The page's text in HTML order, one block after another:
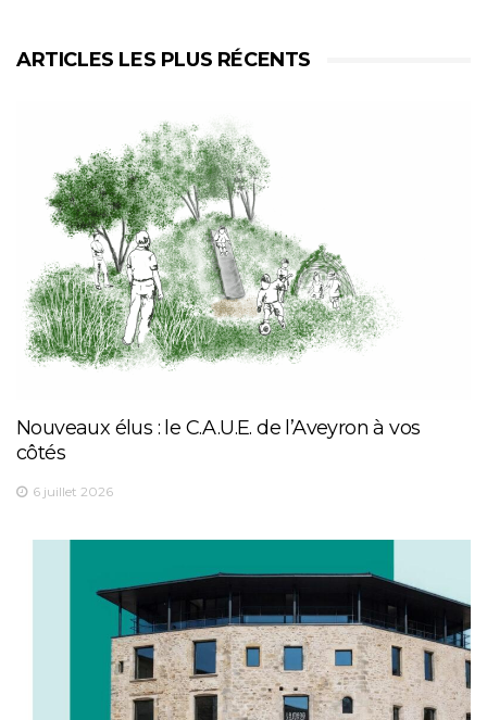
ARTICLES LES PLUS RÉCENTS
Nouveaux élus : le C.A.U.E. de l’Aveyron à vos
côtés
6 juillet 2026